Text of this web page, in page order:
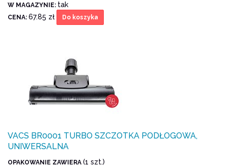
W MAGAZYNIE: tak
CENA: 67.85 zł Do koszyka
VACS BR0001 TURBO SZCZOTKA PODŁOGOWA,
UNIWERSALNA
OPAKOWANIE ZAWIERA (1 szt.)